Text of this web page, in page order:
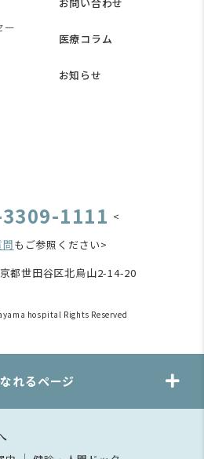
ー
医療コラム
お知らせ
1111 <
もご参照ください>
都世田谷区北烏山2-14-20
hospital Rights Reserved
れるページ